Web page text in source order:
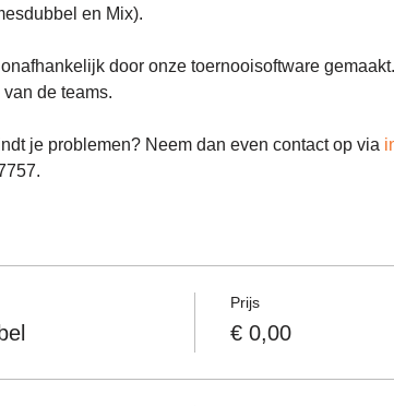
en Mix).
door onze toernooisoftware
de teams.
je problemen? Neem dan even contact op via
Prijs
€ 0,00